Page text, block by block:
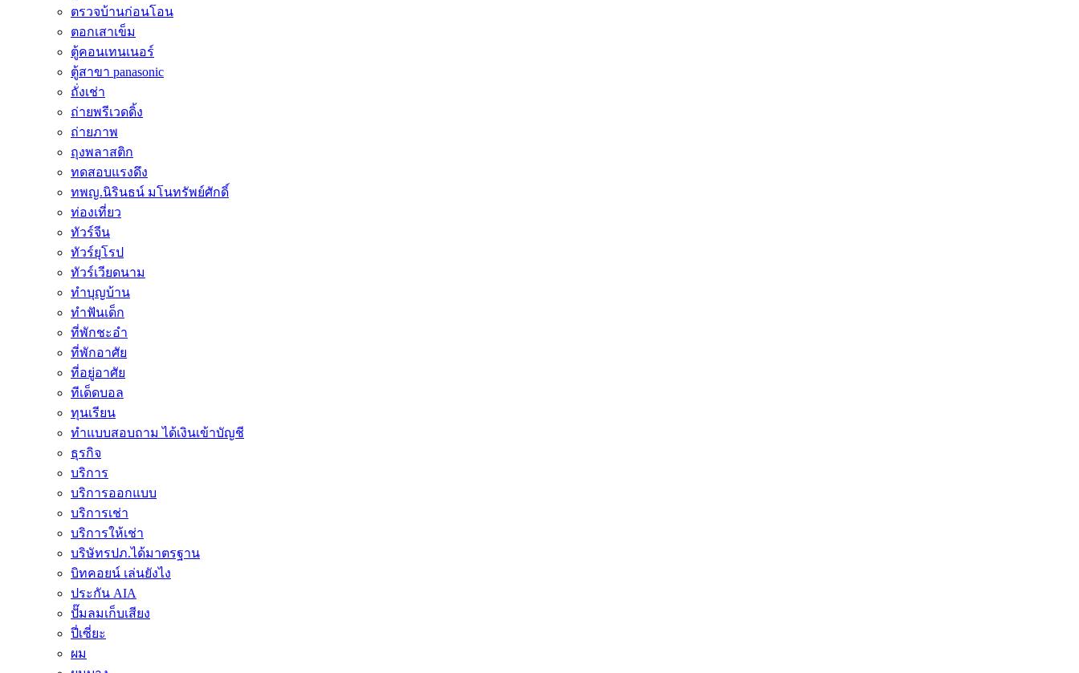
ตรวจบ้านก่อนโอน
ตอกเสาเข็ม
ตู้คอนเทนเนอร์
ตู้สาขา panasonic
ถั่งเช่า
ถ่ายพรีเวดดิ้ง
ถ่ายภาพ
ถุงพลาสติก
ทดสอบแรงดึง
ทพญ.นิรินธน์ มโนทรัพย์ศักดิ์
ท่องเที่ยว
ทัวร์จีน
ทัวร์ยุโรป
ทัวร์เวียดนาม
ทำบุญบ้าน
ทำฟันเด็ก
ที่พักชะอำ
ที่พักอาศัย
ที่อยู่อาศัย
ทีเด็ดบอล
ทุนเรียน
ทําแบบสอบถาม ได้เงินเข้าบัญชี
ธุรกิจ
บริการ
บริการออกแบบ
บริการเช่า
บริการให้เช่า
บริษัทรปภ.ได้มาตรฐาน
บิทคอยน์ เล่นยังไง
ประกัน AIA
ปั๊มลมเก็บเสียง
ปี่เซี่ยะ
ผม